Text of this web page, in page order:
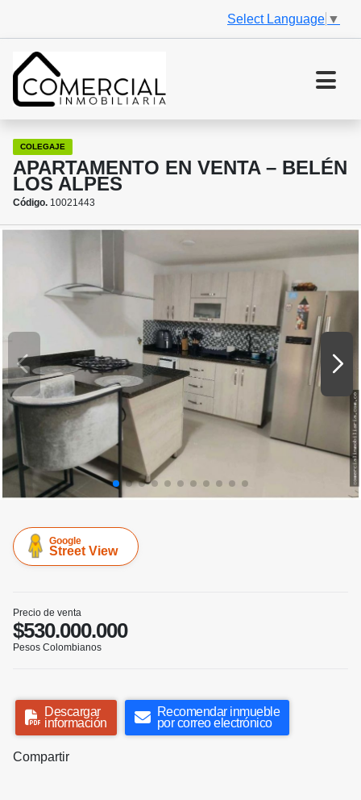
Select Language ▼
COLEGAJE
APARTAMENTO EN VENTA – BELÉN
LOS ALPES
Código. 10021443
Google
Street View
Precio de venta
$530.000.000
Pesos Colombianos
Descargar
información
Recomendar inmueble
por correo electrónico
Compartir